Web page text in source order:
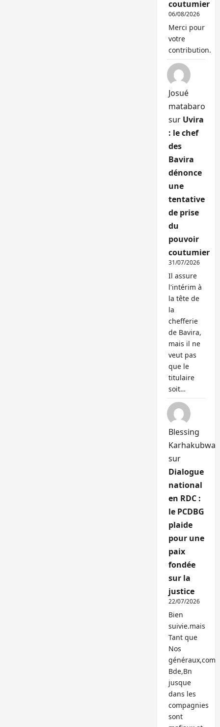
coutumier
06/08/2026
Merci pour
votre
contribution.
Josué
matabaro
sur Uvira
: le chef
des
Bavira
dénonce
une
tentative
de prise
du
pouvoir
coutumier
31/07/2026
Il assure
l'intérim à
la tête de
la
chefferie
de Bavira,
mais il ne
veut pas
que le
titulaire
soit…
Blessing
Karhakubwa
sur
Dialogue
national
en RDC :
le PCDBG
plaide
pour une
paix
fondée
sur la
justice
22/07/2026
Bien
suivie.mais
Tant que
Nos
généraux,com
Bde,Bn
jusque
dans les
compagnies
sont